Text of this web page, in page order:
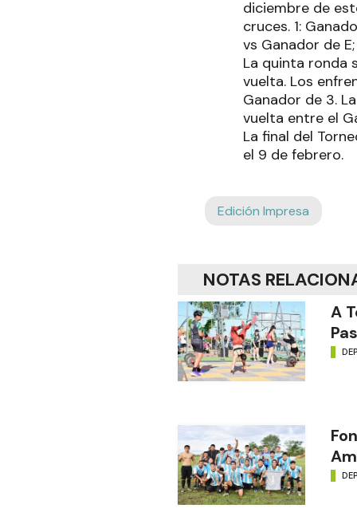
diciembre de
cruces. 1:
vs Ganador de
La quinta ronda
vuelta. Los
Ganador de 3.
vuelta entre el
La final del
el 9 de febrero.
Edición Impresa
NOTAS
A